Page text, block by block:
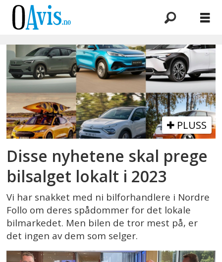
Emne:
bilia
PLUSS
Disse nyhetene skal prege
bilsalget lokalt i 2023
Vi har snakket med ni bilforhandlere i Nordre
Follo om deres spådommer for det lokale
bilmarkedet. Men bilen de tror mest på, er
det ingen av dem som selger.